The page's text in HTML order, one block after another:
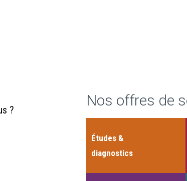
?
Nos offres de
Études &
diagnostics